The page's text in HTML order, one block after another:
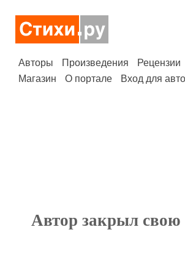
Авторы Произведения Рецензии
Магазин
О портале Вход для
Автор закрыл свою